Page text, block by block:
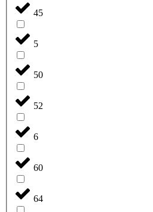
45
5
50
52
6
60
64